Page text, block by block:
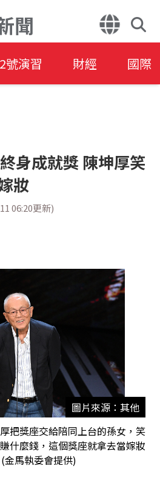
聞
號演習 財經 國際
身成就獎 陳坤厚笑
妝
06:20更新)
圖片來源：其他
把獎座交給陪同上台的孫女，笑
什麼錢，這個獎座就拿去當嫁妝
金馬執委會提供)